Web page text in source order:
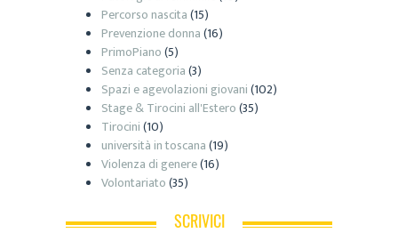
Percorso nascita(15)
Prevenzione donna(16)
PrimoPiano(5)
Senza categoria(3)
Spazi e agevolazioni giovani(102)
Stage & Tirocini all'Estero(35)
Tirocini(10)
università in toscana(19)
Violenza di genere(16)
Volontariato(35)
SCRIVICI